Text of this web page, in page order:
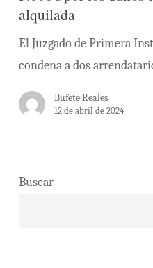
alquilada
El Juzgado de Primera
condena a dos
Bufete Reales
12 de abril de 2024
Buscar